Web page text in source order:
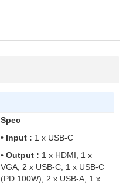
Spec
• Input : 1 x USB-C
• Output : 1 x HDMI, 1 x
VGA, 2 x USB-C, 1 x USB-C
(PD 100W), 2 x USB-A, 1 x